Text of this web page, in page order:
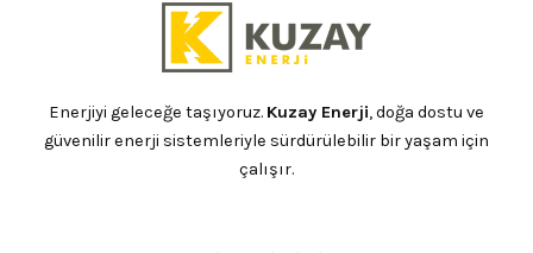
Enerjiyi geleceğe taşıyoruz. Kuzay Enerji, doğa dostu ve
güvenilir enerji sistemleriyle sürdürülebilir bir yaşam için
çalışır.